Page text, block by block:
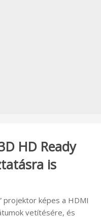
HD Ready
is
projektor képes a HDMI
vetítésére, és